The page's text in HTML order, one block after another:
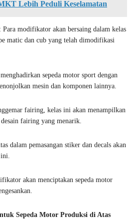
Lebih Peduli Keselamatan
: Para modifikator akan bersaing dalam kelas
matic dan cub yang telah dimodifikasi
sepeda motor sport dengan
mesin dan komponen lainnya.
fairing, kelas ini akan menampilkan
fairing yang menarik.
dalam pemasangan stiker dan decals akan
akan menciptakan sepeda motor
Sepeda Motor Produksi di Atas